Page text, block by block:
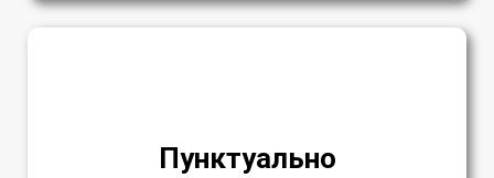
Пунктуально